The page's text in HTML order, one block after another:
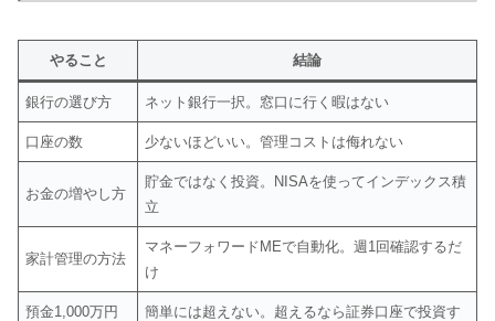
やること 結論
銀行の選び方 ネット銀行一択。窓口に行く暇はない
口座の数 少ないほどいい。管理コストは侮れない
お金の増やし方
貯金ではなく投資。NISAを使ってインデックス積
立
家計管理の方法
マネーフォワードMEで自動化。週1回確認するだ
け
預金1,000万円
簡単には超えない。超えるなら証券口座で投資す